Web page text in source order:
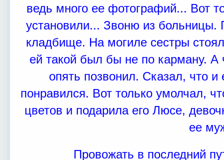
ведь много ее фотографий... Вот
установили... Звоню из больницы.
кладбище. На могиле сестры
ей такой был бы не по карману. А
опять позвонил. Сказал, что
понравился. Вот только умолчал,
цветов и подарила его Люсе,
ее
Провожать в последний